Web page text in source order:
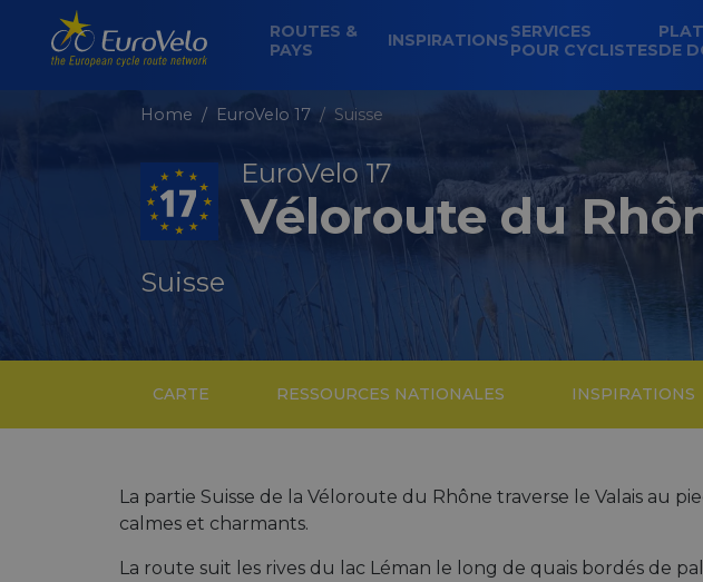
ROUTES &
PAYS
INSPIRATIONSSERVICES
POUR CYCLISTESDE
Home EuroVelo 17 Suisse
EuroVelo 17
Véloroute du
Suisse
CARTE RESSOURCES NATIONALES INSPIRATIONS
La partie Suisse de la Véloroute du Rhône traverse le Valais au
calmes et charmants.
La route suit les rives du lac Léman le long de quais bordés de